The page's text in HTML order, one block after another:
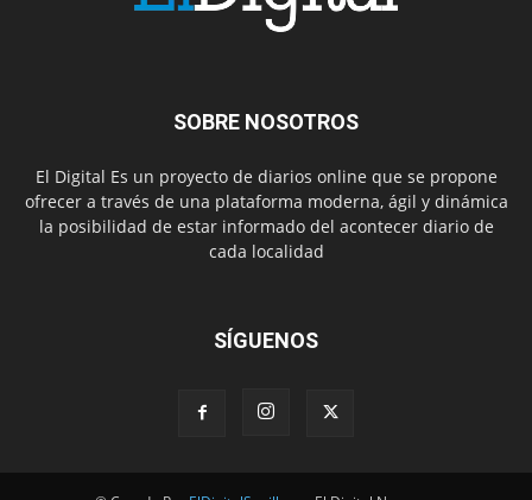
SOBRE NOSOTROS
El Digital Es un proyecto de diarios online que se propone
ofrecer a través de una plataforma moderna, ágil y dinámica
la posibilidad de estar informado del acontecer diario de
cada localidad
SÍGUENOS